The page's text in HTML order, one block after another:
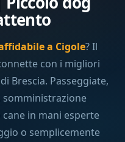
a Cigole? Il
con i migliori
Brescia. Passeggiate,
somministrazione
in mani esperte
o semplicemente